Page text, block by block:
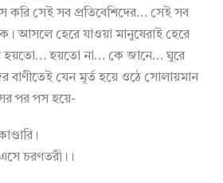
করি সেই সব প্রতিবেশিদের… সেই সব
আসলে হেরে যাওয়া মানুষেরাই হেরে
হয়তো… হয়তো না… কে জানে… ঘুরে
বাণীতেই যেন মূর্ত হয়ে ওঠে সোলায়মান
পর পস হয়ে-
চরণতরী।।